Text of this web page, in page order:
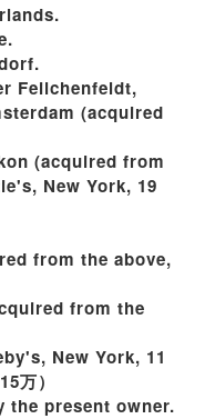
Feilchenfeldt,
(acquired
(acquired from
New York, 19
from the above,
from the
New York, 11
万）
the present owner.